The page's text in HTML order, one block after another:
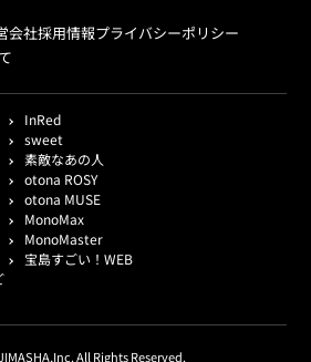
会社採用情報プライバシーポリシー
InRed
sweet
素敵なあの人
otona ROSY
otona MUSE
MonoMax
MonoMaster
宝島すごい！WEB
All Rights Reserved.